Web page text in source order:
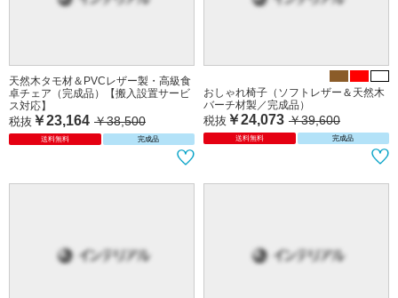
天然木タモ材＆PVCレザー製・高級食
卓チェア（完成品）【搬入設置サービ
ス対応】
税抜 ￥23,164 ￥38,500
送料無料 完成品
おしゃれ椅子（ソフトレザー＆天然木
バーチ材製／完成品）
税抜 ￥24,073 ￥39,600
送料無料 完成品